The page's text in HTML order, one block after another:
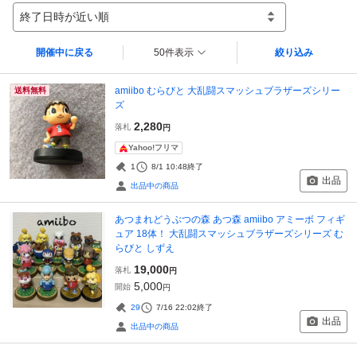
終了日時が近い順
開催中に戻る 50件表示 絞り込み
送料無料
amiibo むらびと 大乱闘スマッシュブラザーズシリー
ズ
落札 2,280円
Yahoo!フリマ
1 8/1 10:48終了
出品中の商品 出品
あつまれどうぶつの森 あつ森 amiibo アミーボ フィギ
ュア 18体！ 大乱闘スマッシュブラザーズシリーズ む
らびと しずえ
落札 19,000円
開始 5,000円
29 7/16 22:02終了
出品中の商品 出品